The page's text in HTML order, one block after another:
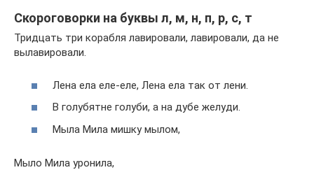
Скороговорки на буквы л, м, н, п, р, с, т
Тридцать три корабля лавировали, лавировали, да не
вылавировали.
Лена ела еле-еле, Лена ела так от лени.
В голубятне голуби, а на дубе желуди.
Мыла Мила мишку мылом,
Мыло Мила уронила,